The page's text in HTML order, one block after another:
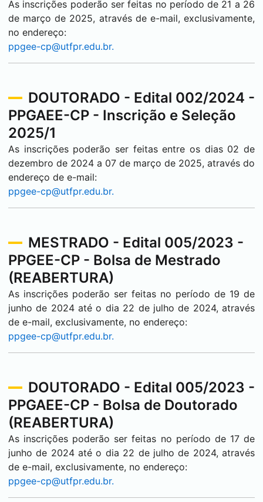
As inscrições poderão ser feitas no período de 21 a 26
de março de 2025, através de e-mail, exclusivamente,
no endereço:
ppgee-cp@utfpr.edu.br.
DOUTORADO - Edital 002/2024 -
PPGAEE-CP - Inscrição e Seleção
2025/1
As inscrições poderão ser feitas entre os dias 02 de
dezembro de 2024 a 07 de março de 2025, através do
endereço de e-mail:
ppgee-cp@utfpr.edu.br.
MESTRADO - Edital 005/2023 -
PPGEE-CP - Bolsa de Mestrado
(REABERTURA)
As inscrições poderão ser feitas no período de 19 de
junho de 2024 até o dia 22 de julho de 2024, através
de e-mail, exclusivamente, no endereço:
ppgee-cp@utfpr.edu.br.
DOUTORADO - Edital 005/2023 -
PPGAEE-CP - Bolsa de Doutorado
(REABERTURA)
As inscrições poderão ser feitas no período de 17 de
junho de 2024 até o dia 22 de julho de 2024, através
de e-mail, exclusivamente, no endereço:
ppgee-cp@utfpr.edu.br.